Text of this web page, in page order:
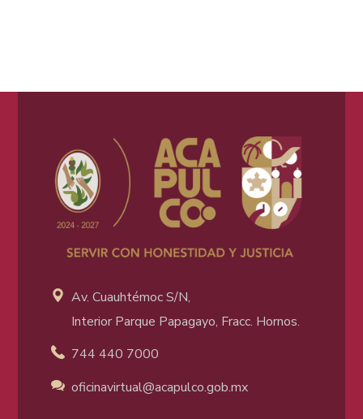
Av. Cuauhtémoc S/N,
Interior Parque Papagayo, Fracc. Hornos.
744 440 7000
oficinavirtual@acapulco.gob.mx